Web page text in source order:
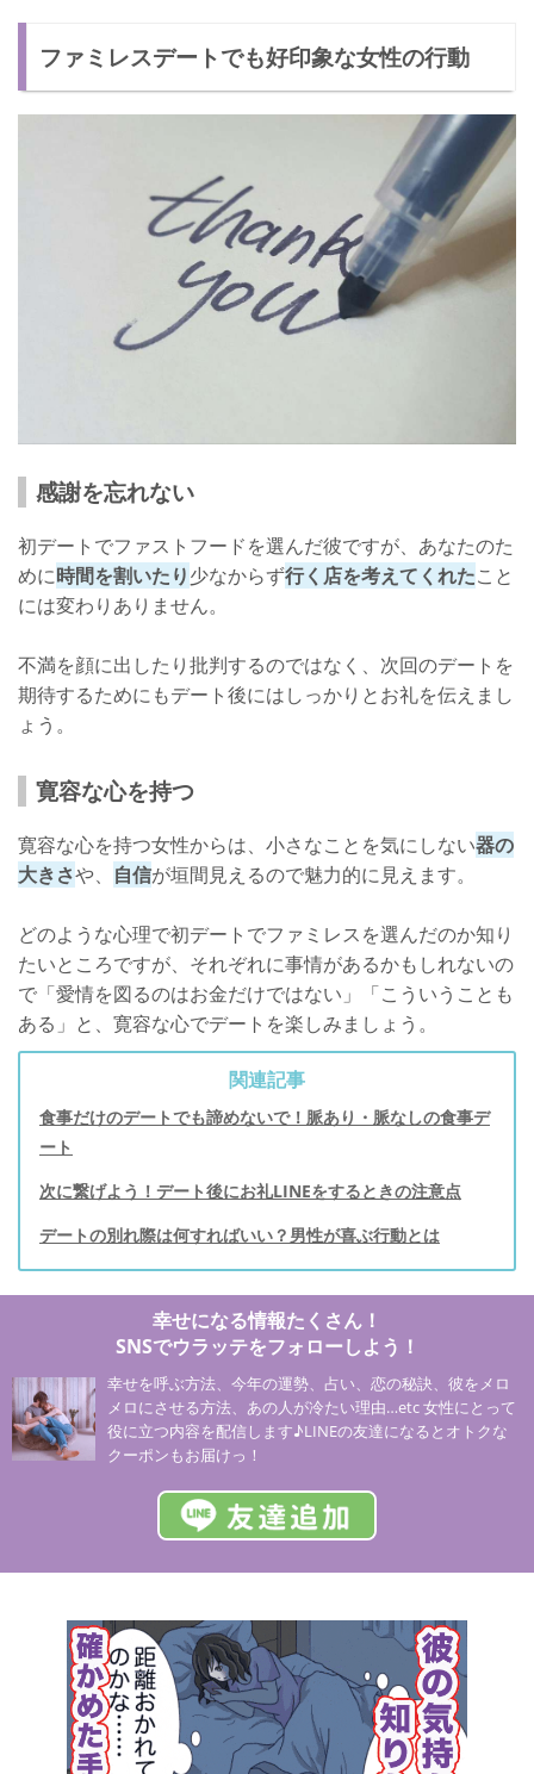
ファミレスデートでも好印象な女性の行動
感謝を忘れない
初デートでファストフードを選んだ彼ですが、あなたのた
めに時間を割いたり少なからず行く店を考えてくれたこと
には変わりありません。
不満を顔に出したり批判するのではなく、次回のデートを
期待するためにもデート後にはしっかりとお礼を伝えまし
ょう。
寛容な心を持つ
寛容な心を持つ女性からは、小さなことを気にしない器の
大きさや、 自信が垣間見えるので魅力的に見えます。
どのような心理で初デートでファミレスを選んだのか知り
たいところですが、それぞれに事情があるかもしれないの
で「愛情を図るのはお金だけではない」「こういうことも
ある」と、寛容な心でデートを楽しみましょう。
関連記事
食事だけのデートでも諦めないで！脈あり・脈なしの食事デ
ート
次に繋げよう！デート後にお礼LINEをするときの注意点
デートの別れ際は何すればいい？男性が喜ぶ行動とは
幸せになる情報たくさん！
SNSでウラッテをフォローしよう！
幸せを呼ぶ方法、今年の運勢、占い、恋の秘訣、彼をメロ
メロにさせる方法、あの人が冷たい理由…etc 女性にとって
役に立つ内容を配信します♪LINEの友達になるとオトクな
クーポンもお届けっ！